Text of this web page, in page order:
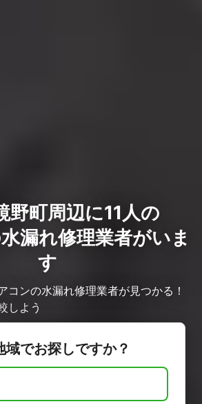
野町周辺に11人の
漏れ修理業者がいま
す
コンの水漏れ修理業者が見つかる！
しよう
域でお探しですか？